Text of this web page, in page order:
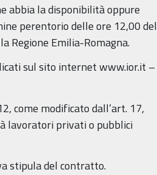
abbia la disponibilità oppure
perentorio delle ore 12,00 del
Regione Emilia-Romagna.
sul sito internet www.ior.it –
come modificato dall’art. 17,
lavoratori privati o pubblici
stipula del contratto.